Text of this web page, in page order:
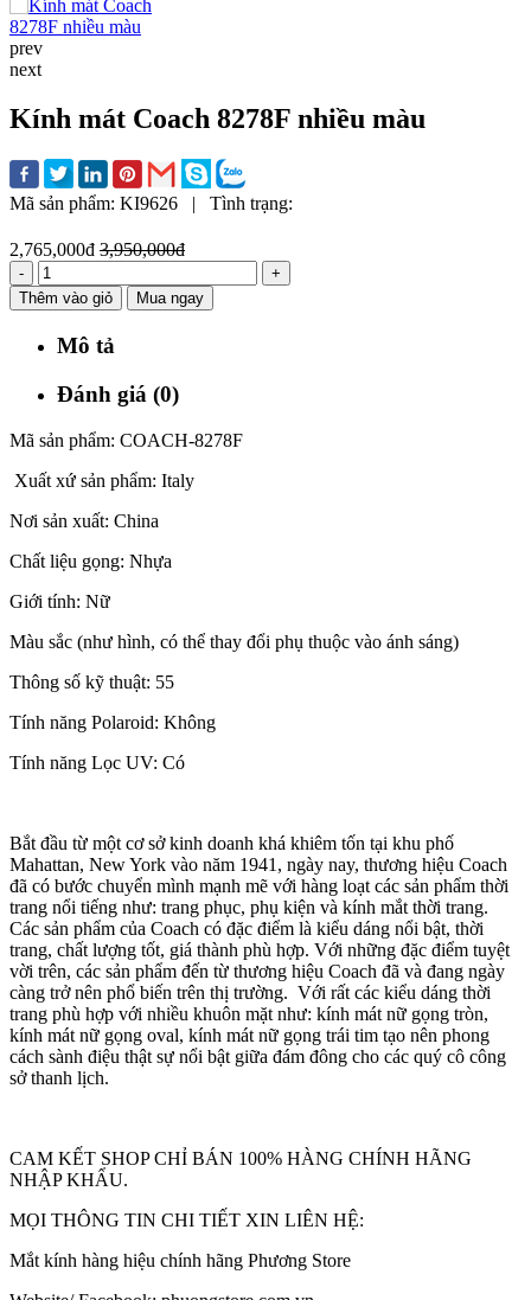
prev
next
Kính mát Coach 8278F nhiều màu
Mã sản phẩm: KI9626 | Tình trạng:
2,765,000đ 3,950,000đ
-
+
Thêm vào giỏ
Mua ngay
Mô tả
Đánh giá (0)
Mã sản phẩm: COACH-8278F
Xuất xứ sản phẩm: Italy
Nơi sản xuất: China
Chất liệu gọng: Nhựa
Giới tính: Nữ
Màu sắc (như hình, có thể thay đổi phụ thuộc vào ánh sáng)
Thông số kỹ thuật: 55
Tính năng Polaroid: Không
Tính năng Lọc UV: Có
Bắt đầu từ một cơ sở kinh doanh khá khiêm tốn tại khu phố
Mahattan, New York vào năm 1941, ngày nay, thương hiệu Coach
đã có bước chuyển mình mạnh mẽ với hàng loạt các sản phẩm thời
trang nổi tiếng như: trang phục, phụ kiện và kính mắt thời trang.
Các sản phẩm của Coach có đặc điểm là kiểu dáng nổi bật, thời
trang, chất lượng tốt, giá thành phù hợp. Với những đặc điểm tuyệt
vời trên, các sản phẩm đến từ thương hiệu Coach đã và đang ngày
càng trở nên phổ biến trên thị trường. Với rất các kiểu dáng thời
trang phù hợp với nhiều khuôn mặt như: kính mát nữ gọng tròn,
kính mát nữ gọng oval, kính mát nữ gọng trái tim tạo nên phong
cách sành điệu thật sự nổi bật giữa đám đông cho các quý cô công
sở thanh lịch.
CAM KẾT SHOP CHỈ BÁN 100% HÀNG CHÍNH HÃNG
NHẬP KHẨU.
MỌI THÔNG TIN CHI TIẾT XIN LIÊN HỆ:
Mắt kính hàng hiệu chính hãng Phương Store